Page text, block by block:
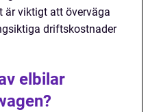
är viktigt att överväga
driftskostnader
elbilar